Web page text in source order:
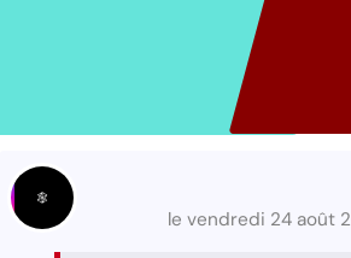
le vendredi 24 août